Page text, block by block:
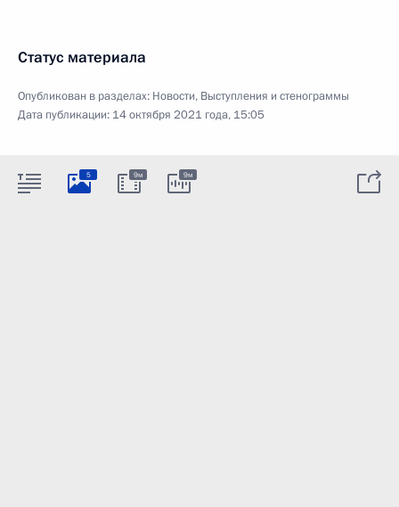
Статус материала
Опубликован в разделах: Новости, Выступления и стенограммы
Дата публикации: 14 октября 2021 года, 15:05
5 9м 9м